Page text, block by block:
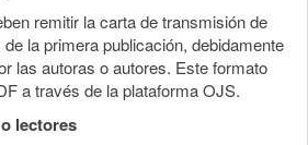
remitir la carta de transmisión de
la primera publicación, debidamente
las autoras o autores. Este formato
a través de la plataforma OJS.
lectores